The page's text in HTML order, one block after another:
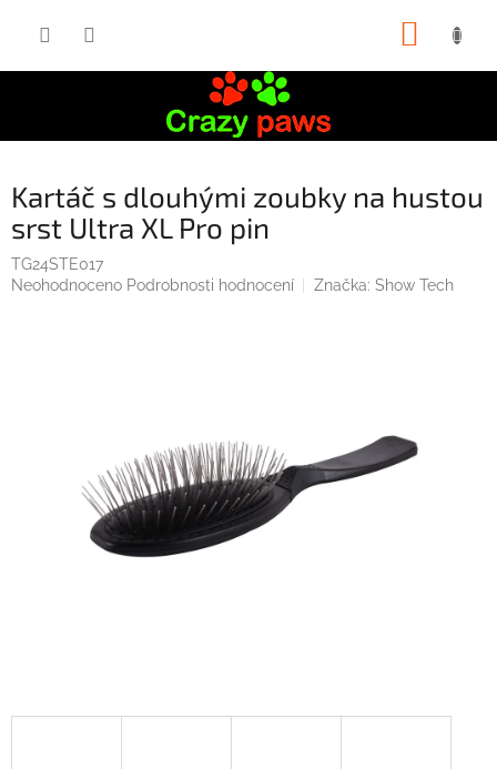
Kartáč s dlouhými zoubky na hustou
srst Ultra XL Pro pin
TG24STE017
Průměrné
Neohodnoceno Podrobnosti hodnocení Značka: Show Tech